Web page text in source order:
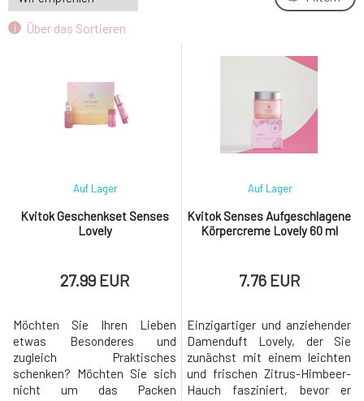
9.
Kvitok Geschenkset Senses Lovely
Über das Sortieren
Kvitok Geschenkset Senses
Lovely
Auf Lager
27.99 EUR
Möchten Sie Ihren Lieben
etwas Besonderes und
zugleich Praktisches
schenken? Möchten Sie sich
nicht um das Packen
Kvitok Senses Aufgeschlagene
Körpercreme Lovely 60 ml
Auf Lager
7.76 EUR
Einzigartiger und anziehender
Damenduft Lovely, der Sie
zunächst mit einem leichten
und frischen Zitrus-Himbeer-
Hauch fasziniert, bevor er